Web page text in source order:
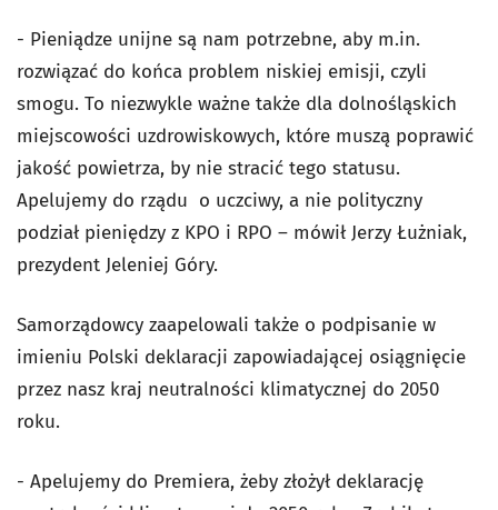
- Pieniądze unijne są nam potrzebne, aby m.in.
rozwiązać do końca problem niskiej emisji, czyli
smogu. To niezwykle ważne także dla dolnośląskich
miejscowości uzdrowiskowych, które muszą poprawić
jakość powietrza, by nie stracić tego statusu.
Apelujemy do rządu o uczciwy, a nie polityczny
podział pieniędzy z KPO i RPO – mówił Jerzy Łużniak,
prezydent Jeleniej Góry.
Samorządowcy zaapelowali także o podpisanie w
imieniu Polski deklaracji zapowiadającej osiągnięcie
przez nasz kraj neutralności klimatycznej do 2050
roku.
- Apelujemy do Premiera, żeby złożył deklarację